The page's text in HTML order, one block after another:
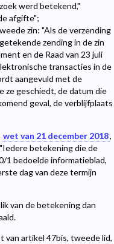
werd betekend,"
afgifte";
zin: "Als de verzending
zending in de zin
en de Raad van 23 juli
transacties in de
aangevuld met de
ze geschiedt, de datum die
geval, de verblijfplaats
wet van 21 december 2018,
betekening die de
1 bedoelde informatieblad,
dag van deze termijn
van de betekening dan
van artikel 47bis, tweede lid,